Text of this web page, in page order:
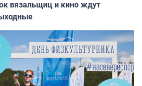
вязальщиц и кино ждут